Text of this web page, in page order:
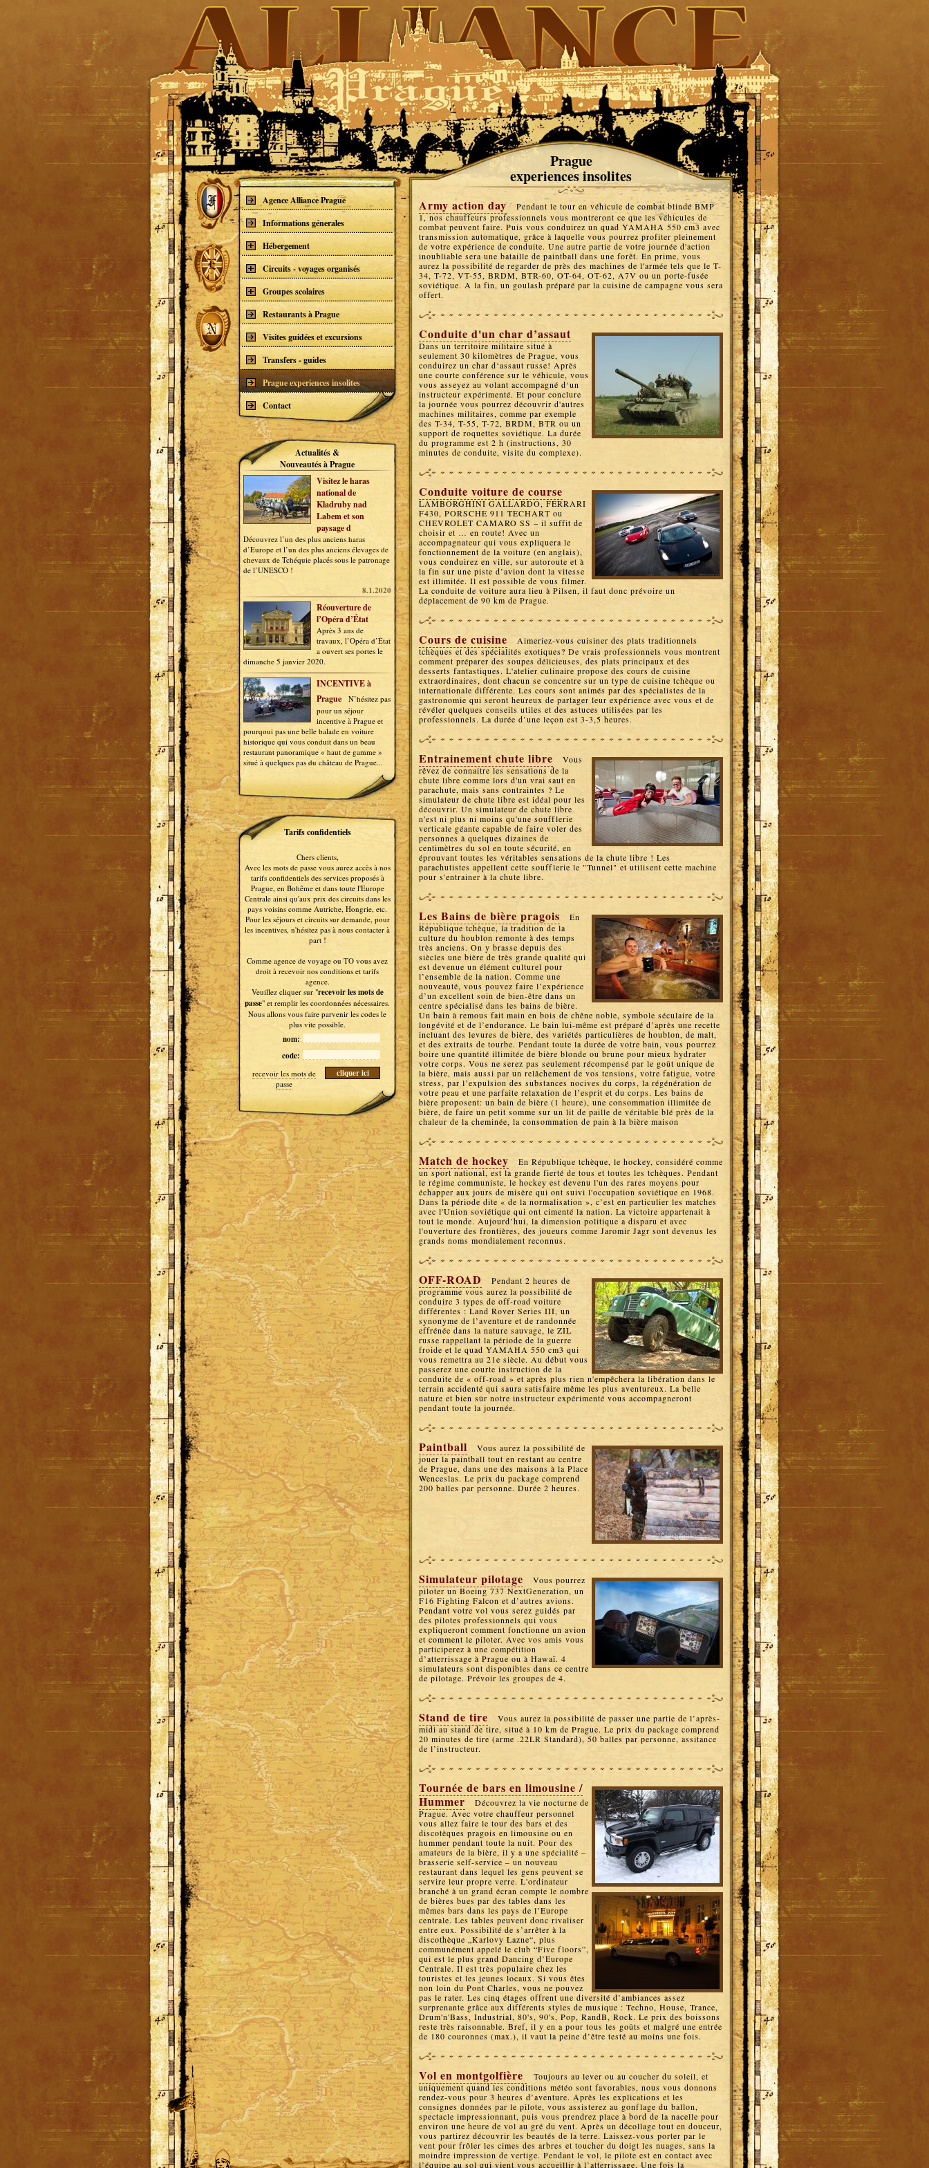
Prague
experiences insolites
Army action day
Pendant le tour en véhicule de combat blindé BMP
1, nos chauffeurs professionnels vous montreront ce que les véhicules de
combat peuvent faire. Puis vous conduirez un quad YAMAHA 550 cm3 avec
transmission automatique, grâce à laquelle vous pourrez profiter pleinement
de votre expérience de conduite. Une autre partie de votre journée d'action
inoubliable sera une bataille de paintball dans une forêt. En prime, vous
aurez la possibilité de regarder de près des machines de l'armée tels que le T-
34, T-72, VT-55, BRDM, BTR-60, OT-64, OT-62, A7V ou un porte-fusée
soviétique. A la fin, un goulash préparé par la cuisine de campagne vous sera
offert.
Conduite d'un char d’assaut
Dans un territoire militaire situé à
seulement 30 kilomètres de Prague, vous
conduirez un char d‘assaut russe! Après
une courte conférence sur le véhicule, vous
vous asseyez au volant accompagné d‘un
instructeur expérimenté. Et pour conclure
la journée vous pourrez découvrir d'autres
machines militaires, comme par exemple
des T-34, T-55, T-72, BRDM, BTR ou un
support de roquettes soviétique. La durée
du programme est 2 h (instructions, 30
minutes de conduite, visite du complexe).
Conduite voiture de course
LAMBORGHINI GALLARDO, FERRARI
F430, PORSCHE 911 TECHART ou
CHEVROLET CAMARO SS – il suffit de
choisir et … en route! Avec un
accompagnateur qui vous expliquera le
fonctionnement de la voiture (en anglais),
vous conduirez en ville, sur autoroute et à
la fin sur une piste d’avion dont la vitesse
est illimitée. Il est possible de vous filmer.
La conduite de voiture aura lieu à Pilsen, il faut donc prévoire un
déplacement de 90 km de Prague.
Cours de cuisine
Aimeriez-vous cuisiner des plats traditionnels
tchèques et des spécialités exotiques? De vrais professionnels vous montrent
comment préparer des soupes délicieuses, des plats principaux et des
desserts fantastiques. L'atelier culinaire propose des cours de cuisine
extraordinaires, dont chacun se concentre sur un type de cuisine tchèque ou
internationale différente. Les cours sont animés par des spécialistes de la
gastronomie qui seront heureux de partager leur expérience avec vous et de
révéler quelques conseils utiles et des astuces utilisées par les
professionnels. La durée d’une leçon est 3-3,5 heures.
Entrainement chute libre
Vous
rêvez de connaitre les sensations de la
chute libre comme lors d'un vrai saut en
parachute, mais sans contraintes ? Le
simulateur de chute libre est idéal pour les
découvrir. Un simulateur de chute libre
n'est ni plus ni moins qu'une soufflerie
verticale géante capable de faire voler des
personnes à quelques dizaines de
centimètres du sol en toute sécurité, en
éprouvant toutes les véritables sensations de la chute libre ! Les
parachutistes appellent cette soufflerie le "Tunnel" et utilisent cette machine
pour s'entrainer à la chute libre.
Les Bains de bière pragois
En
République tchèque, la tradition de la
culture du houblon remonte à des temps
très anciens. On y brasse depuis des
siècles une bière de très grande qualité qui
est devenue un élément culturel pour
l’ensemble de la nation. Comme une
nouveauté, vous pouvez faire l’expérience
d’un excellent soin de bien-être dans un
centre spécialisé dans les bains de bière.
Un bain à remous fait main en bois de chêne noble, symbole séculaire de la
longévité et de l’endurance. Le bain lui-même est préparé d’après une recette
incluant des levures de bière, des variétés particulières de houblon, de malt,
et des extraits de tourbe. Pendant toute la durée de votre bain, vous pourrez
boire une quantité illimitée de bière blonde ou brune pour mieux hydrater
votre corps. Vous ne serez pas seulement récompensé par le goût unique de
la bière, mais aussi par un relâchement de vos tensions, votre fatigue, votre
stress, par l’expulsion des substances nocives du corps, la régénération de
votre peau et une parfaite relaxation de l’esprit et du corps. Les bains de
bière proposent: un bain de bière (1 heure), une consommation illimitée de
bière, de faire un petit somme sur un lit de paille de véritable blé près de la
chaleur de la cheminée, la consommation de pain à la bière maison
Match de hockey
En République tchèque, le hockey, considéré comme
un sport national, est la grande fierté de tous et toutes les tchèques. Pendant
le régime communiste, le hockey est devenu l'un des rares moyens pour
échapper aux jours de misère qui ont suivi l'occupation soviétique en 1968.
Dans la période dite « de la normalisation », c’est en particulier les matches
avec l'Union soviétique qui ont cimenté la nation. La victoire appartenait à
tout le monde. Aujourd’hui, la dimension politique a disparu et avec
l'ouverture des frontières, des joueurs comme Jaromir Jagr sont devenus les
grands noms mondialement reconnus.
OFF-ROAD
Pendant 2 heures de
programme vous aurez la possibilité de
conduire 3 types de off-road voiture
différentes : Land Rover Series III, un
synonyme de l’aventure et de randonnée
effrénée dans la nature sauvage, le ZIL
russe rappellant la période de la guerre
froide et le quad YAMAHA 550 cm3 qui
vous remettra au 21e siècle. Au début vous
passerez une courte instruction de la
conduite de « off-road » et après plus rien n'empêchera la libération dans le
terrain accidenté qui saura satisfaire même les plus aventureux. La belle
nature et bien sûr notre instructeur expérimenté vous accompagneront
pendant toute la journée.
Paintball
Vous aurez la possibilité de
jouer la paintball tout en restant au centre
de Prague, dans une des maisons à la Place
Wenceslas. Le prix du package comprend
200 balles par personne. Durée 2 heures.
Simulateur pilotage
Vous pourrez
piloter un Boeing 737 NextGeneration, un
F16 Fighting Falcon et d’autres avions.
Pendant votre vol vous serez guidés par
des pilotes professionnels qui vous
expliqueront comment fonctionne un avion
et comment le piloter. Avec vos amis vous
participerez à une compétition
d’atterrissage à Prague ou à Hawaï. 4
simulateurs sont disponibles dans ce centre
de pilotage. Prévoir les groupes de 4.
Stand de tire
Vous aurez la possibilité de passer une partie de l’après-
midi au stand de tire, situé à 10 km de Prague. Le prix du package comprend
20 minutes de tire (arme .22LR Standard), 50 balles par personne, assitance
de l’instructeur.
Tournée de bars en limousine /
Hummer
Découvrez la vie nocturne de
Prague. Avec votre chauffeur personnel
vous allez faire le tour des bars et des
discotèques pragois en limousine ou en
hummer pendant toute la nuit. Pour des
amateurs de la bière, il y a une spécialité –
brasserie self-service – un nouveau
restaurant dans lequel les gens peuvent se
servire leur propre verre. L'ordinateur
branché à un grand écran compte le nombre
de bières bues par des tables dans les
mêmes bars dans les pays de l’Europe
centrale. Les tables peuvent donc rivaliser
entre eux. Possibilité de s’arrêter à la
discothèque „Karlovy Lazne“, plus
communément appelé le club “Five floors”,
qui est le plus grand Dancing d’Europe
Centrale. Il est très populaire chez les
touristes et les jeunes locaux. Si vous êtes
non loin du Pont Charles, vous ne pouvez
pas le rater. Les cinq étages offrent une diversité d’ambiances assez
surprenante grâce aux différents styles de musique : Techno, House, Trance,
Drum'n'Bass, Industrial, 80's, 90's, Pop, RandB, Rock. Le prix des boissons
reste très raisonnable. Bref, il y en a pour tous les goûts et malgré une entrée
de 180 couronnes (max.), il vaut la peine d’être testé au moins une fois.
Vol en montgolfière
Toujours au lever ou au coucher du soleil, et
uniquement quand les conditions météo sont favorables, nous vous donnons
rendez-vous pour 3 heures d’aventure. Après les explications et les
consignes données par le pilote, vous assisterez au gonflage du ballon,
spectacle impressionnant, puis vous prendrez place à bord de la nacelle pour
environ une heure de vol au gré du vent. Après un décollage tout en douceur,
vous partirez découvrir les beautés de la terre. Laissez-vous porter par le
vent pour frôler les cimes des arbres et toucher du doigt les nuages, sans la
moindre impression de vertige. Pendant le vol, le pilote est en contact avec
l’équipe au sol qui vient vous accueillir à l’atterrissage. Une fois la
Agence Alliance Prague
Informations génerales
Hébergement
Circuits - voyages organisés
Groupes scolaires
Restaurants à Prague
Visites guidées et excursions
Transfers - guides
Prague experiences insolites
Contact
Actualités &
Nouveautés à Prague
Visitez le haras
national de
Kladruby nad
Labem et son
paysage d
Découvrez l’un des plus anciens haras
d’Europe et l’un des plus anciens élevages de
chevaux de Tchéquie placés sous le patronage
de l’UNESCO !
8.1.2020
Réouverture de
l’Opéra d’État
Après 3 ans de
travaux, l’Opéra d’État
a ouvert ses portes le
dimanche 5 janvier 2020.
INCENTIVE à
Prague
N’hésitez pas
pour un séjour
incentive à Prague et
pourqoui pas une belle balade en voiture
historique qui vous conduit dans un beau
restaurant panoramique « haut de gamme »
situé à quelques pas du château de Prague...
Tarifs confidentiels
Chers clients,
Avec les mots de passe vous aurez accès à nos
tarifs confidentiels des services proposés à
Prague, en Bohême et dans toute l'Europe
Centrale ainsi qu'aux prix des circuits dans les
pays voisins comme Autriche, Hongrie, etc.
Pour les séjours et circuits sur demande, pour
les incentives, n'hésitez pas à nous contacter à
part !
Comme agence de voyage ou TO vous avez
droit à recevoir nos conditions et tarifs
agence.
Veuillez cliquer sur "recevoir les mots de
passe" et remplir les coordonnées nécessaires.
Nous allons vous faire parvenir les codes le
plus vite possible.
nom:
code:
recevoir les mots de
passe